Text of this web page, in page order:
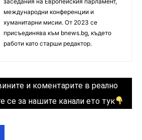
международни конференции и
хуманитарни мисии. От 2023 се
присъединява към bnews.bg, където
работи като старши редактор.
и коментарите в реално
се за нашите канали ето тук